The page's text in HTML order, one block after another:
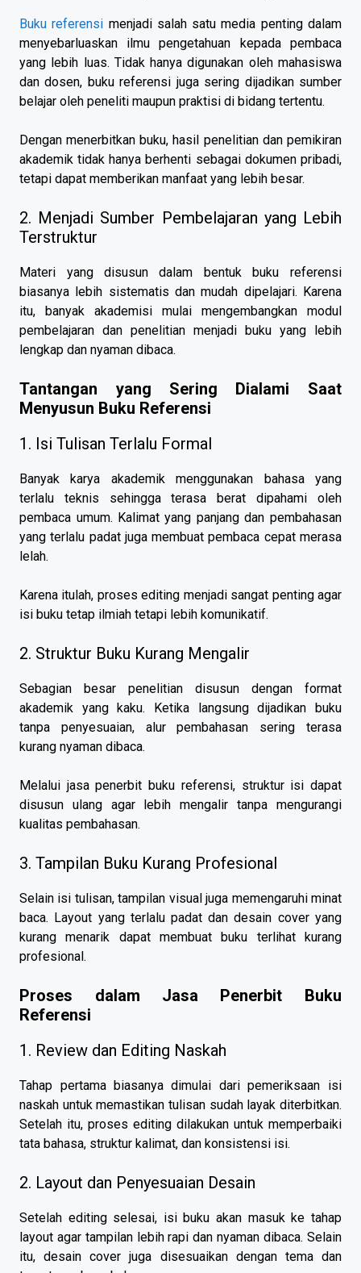
Buku referensi menjadi salah satu media penting dalam
menyebarluaskan ilmu pengetahuan kepada pembaca
yang lebih luas. Tidak hanya digunakan oleh mahasiswa
dan dosen, buku referensi juga sering dijadikan sumber
belajar oleh peneliti maupun praktisi di bidang tertentu.
Dengan menerbitkan buku, hasil penelitian dan pemikiran
akademik tidak hanya berhenti sebagai dokumen pribadi,
tetapi dapat memberikan manfaat yang lebih besar.
2. Menjadi Sumber Pembelajaran yang Lebih
Terstruktur
Materi yang disusun dalam bentuk buku referensi
biasanya lebih sistematis dan mudah dipelajari. Karena
itu, banyak akademisi mulai mengembangkan modul
pembelajaran dan penelitian menjadi buku yang lebih
lengkap dan nyaman dibaca.
Tantangan yang Sering Dialami Saat
Menyusun Buku Referensi
1. Isi Tulisan Terlalu Formal
Banyak karya akademik menggunakan bahasa yang
terlalu teknis sehingga terasa berat dipahami oleh
pembaca umum. Kalimat yang panjang dan pembahasan
yang terlalu padat juga membuat pembaca cepat merasa
lelah.
Karena itulah, proses editing menjadi sangat penting agar
isi buku tetap ilmiah tetapi lebih komunikatif.
2. Struktur Buku Kurang Mengalir
Sebagian besar penelitian disusun dengan format
akademik yang kaku. Ketika langsung dijadikan buku
tanpa penyesuaian, alur pembahasan sering terasa
kurang nyaman dibaca.
Melalui jasa penerbit buku referensi, struktur isi dapat
disusun ulang agar lebih mengalir tanpa mengurangi
kualitas pembahasan.
3. Tampilan Buku Kurang Profesional
Selain isi tulisan, tampilan visual juga memengaruhi minat
baca. Layout yang terlalu padat dan desain cover yang
kurang menarik dapat membuat buku terlihat kurang
profesional.
Proses dalam Jasa Penerbit Buku
Referensi
1. Review dan Editing Naskah
Tahap pertama biasanya dimulai dari pemeriksaan isi
naskah untuk memastikan tulisan sudah layak diterbitkan.
Setelah itu, proses editing dilakukan untuk memperbaiki
tata bahasa, struktur kalimat, dan konsistensi isi.
2. Layout dan Penyesuaian Desain
Setelah editing selesai, isi buku akan masuk ke tahap
layout agar tampilan lebih rapi dan nyaman dibaca. Selain
itu, desain cover juga disesuaikan dengan tema dan